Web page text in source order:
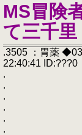
MS冒険
て三千里
.3505 ：胃薬
22:40:41 ID:???0
.
.
.
.
.
.